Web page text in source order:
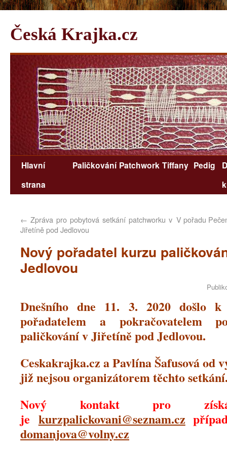
Česká Krajka.cz
Hlavní
strana
Paličkování Patchwork Tiffany Pedig
← Zpráva pro pobytová setkání patchworku v
Jiřetíně pod Jedlovou
V pořadu
Nový pořadatel kurzu
Jedlovou
Dnešního dne 11. 3. 2020 došlo
pořadatelem a pokračovatelem
paličkování v Jiřetíně pod Jedlovou.
Ceskakrajka.cz a Pavlína Šafusová od
již nejsou organizátorem těchto
Nový kontakt pro
je kurzpalickovani@seznam.cz
domanjova@volny.cz